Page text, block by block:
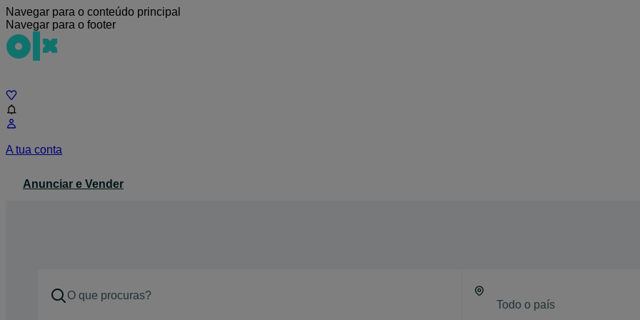
Navegar para o conteúdo principal
Navegar para o footer
A tua conta
Anunciar e Vender